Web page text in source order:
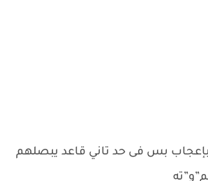
بإعجاب بس فى حد تاني قاعد يبصلهم